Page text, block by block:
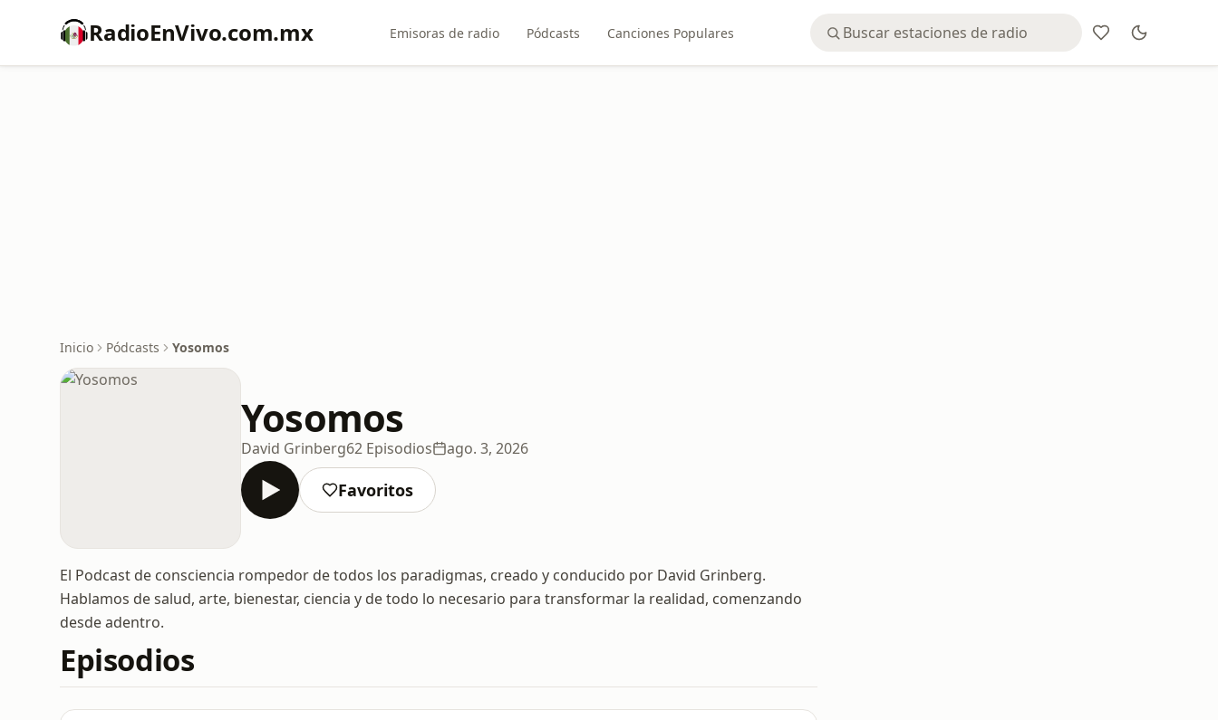
RadioEnVivo.com.mx Emisoras de radio Pódcasts Canciones Populares
Inicio Pódcasts Yosomos
Yosomos
David Grinberg62 Episodios ago. 3, 2026
Favoritos
El Podcast de consciencia rompedor de todos los paradigmas, creado y conducido por David Grinberg.
Hablamos de salud, arte, bienestar, ciencia y de todo lo necesario para transformar la realidad, comenzando
desde adentro.
Episodios